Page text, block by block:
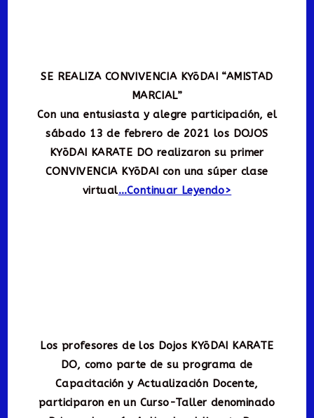
SE REALIZA CONVIVENCIA KYōDAI “AMISTAD
MARCIAL”
Con una entusiasta y alegre participación, el
sábado 13 de febrero de 2021 los DOJOS
KYōDAI KARATE DO realizaron su primer
CONVIVENCIA KYōDAI con una súper clase
virtual…Continuar Leyendo>
Los profesores de los Dojos KYōDAI KARATE
DO, como parte de su programa de
Capacitación y Actualización Docente,
participaron en un Curso-Taller denominado